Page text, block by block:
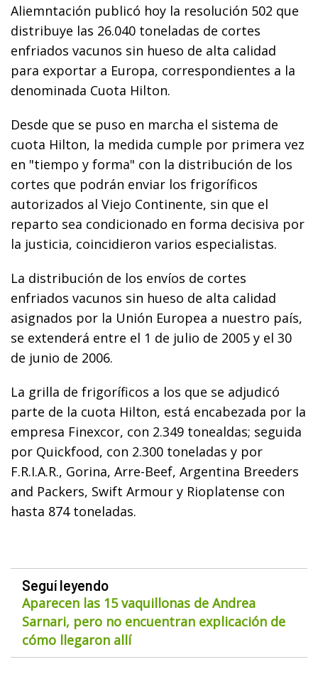
Aliemntación publicó hoy la resolución 502 que
distribuye las 26.040 toneladas de cortes
enfriados vacunos sin hueso de alta calidad
para exportar a Europa, correspondientes a la
denominada Cuota Hilton.
Desde que se puso en marcha el sistema de
cuota Hilton, la medida cumple por primera vez
en "tiempo y forma" con la distribución de los
cortes que podrán enviar los frigoríficos
autorizados al Viejo Continente, sin que el
reparto sea condicionado en forma decisiva por
la justicia, coincidieron varios especialistas.
La distribución de los envíos de cortes
enfriados vacunos sin hueso de alta calidad
asignados por la Unión Europea a nuestro país,
se extenderá entre el 1 de julio de 2005 y el 30
de junio de 2006.
La grilla de frigoríficos a los que se adjudicó
parte de la cuota Hilton, está encabezada por la
empresa Finexcor, con 2.349 tonealdas; seguida
por Quickfood, con 2.300 toneladas y por
F.R.I.A.R., Gorina, Arre-Beef, Argentina Breeders
and Packers, Swift Armour y Rioplatense con
hasta 874 toneladas.
Seguí leyendo
Aparecen las 15 vaquillonas de Andrea
Sarnari, pero no encuentran explicación de
cómo llegaron allí